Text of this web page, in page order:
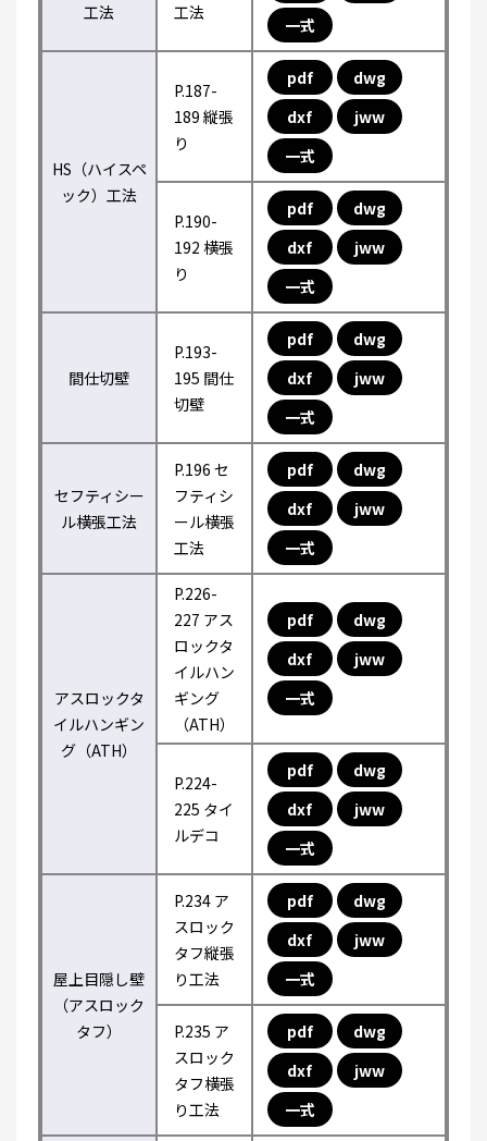
工法
工法
一式
HS（ハイスペ
ック）工法
P.187-
189 縦張
り
pdf
dwg
dxf
jww
一式
P.190-
192 横張
り
pdf
dwg
dxf
jww
一式
間仕切壁
P.193-
195 間仕
切壁
pdf
dwg
dxf
jww
一式
セフティシー
ル横張工法
P.196 セ
フティシ
ール横張
工法
pdf
dwg
dxf
jww
一式
アスロックタ
イルハンギン
グ（ATH）
P.226-
227 アス
ロックタ
イルハン
ギング
（ATH）
pdf
dwg
dxf
jww
一式
P.224-
225 タイ
ルデコ
pdf
dwg
dxf
jww
一式
屋上目隠し壁
（アスロック
タフ）
P.234 ア
スロック
タフ縦張
り工法
pdf
dwg
dxf
jww
一式
P.235 ア
スロック
タフ横張
り工法
pdf
dwg
dxf
jww
一式